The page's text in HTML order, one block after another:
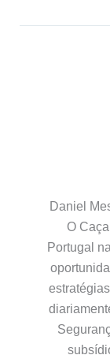
Daniel
O
Portugal